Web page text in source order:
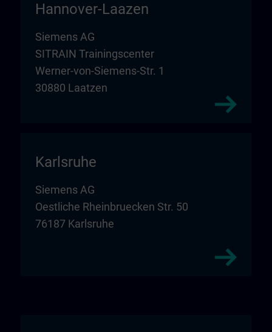
Hannover-Laazen
Siemens AG
SITRAIN Trainingscenter
Werner-von-Siemens-Str. 1
30880 Laatzen
Karlsruhe
Siemens AG
Oestliche Rheinbruecken Str. 50
76187 Karlsruhe